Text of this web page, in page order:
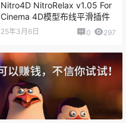
Nitro4D NitroRelax v1.05 For
Cinema 4D模型布线平滑插件
25年3月6日 0 297